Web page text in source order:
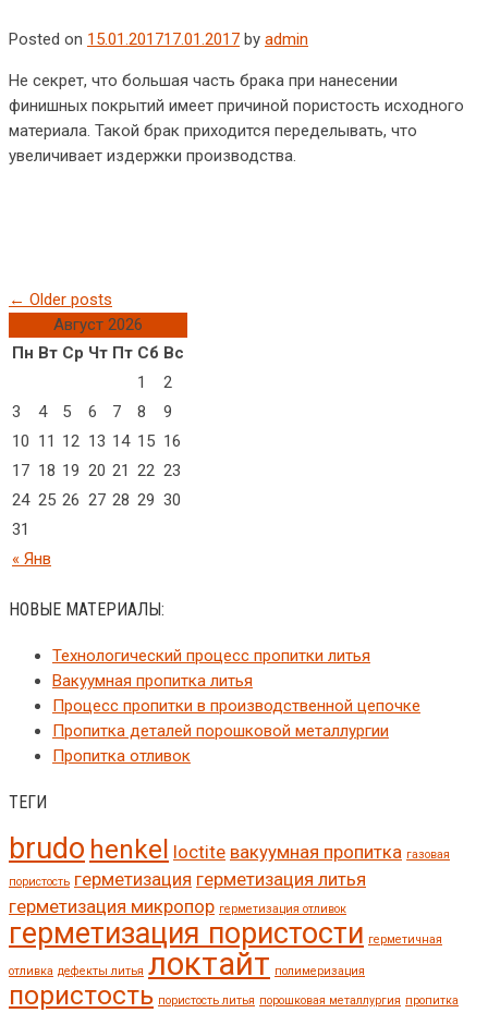
Posted on 15.01.201717.01.2017 by admin
Не секрет, что большая часть брака при нанесении
финишных покрытий имеет причиной пористость исходного
материала. Такой брак приходится переделывать, что
увеличивает издержки производства.
← Older posts
Август 2026
Пн Вт Ср Чт Пт Сб Вс
« Янв
1
2
3
4 5 6 7 8
9
10 11 12 13 14 15 16
17 18 19 20 21 22 23
24 25 26 27 28 29 30
31
НОВЫЕ МАТЕРИАЛЫ:
Технологический процесс пропитки литья
Вакуумная пропитка литья
Процесс пропитки в производственной цепочке
Пропитка деталей порошковой металлургии
Пропитка отливок
ТЕГИ
brudo henkel loctite вакуумная пропитка газовая
пористость герметизация герметизация литья
герметизация микропор герметизация отливок
герметизация пористости герметичная
отливка дефекты литья локтайт полимеризация
пористость пористость литья порошковая металлургия пропитка